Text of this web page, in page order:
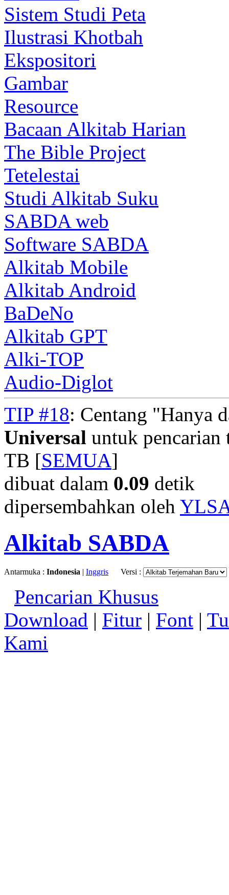
Sistem Studi Peta
Ilustrasi Khotbah
Ekspositori
Gambar
Resource
Bacaan Alkitab Harian
The Bible Project
Tetelestai
Studi Alkitab Suku
SABDA web
Software SABDA
Alkitab Mobile
Alkitab Android
BaDeNo
Alkitab GPT
Alki-TOP
Audio-Diglot
TIP #18: Centang "Hanya
Universal untuk pencarian
TB [SEMUA]
dibuat dalam 0.09 detik
dipersembahkan oleh
Alkitab SABDA
Antarmuka : Indonesia | Inggris Versi :
Pencarian Khusus
Download | Fitur | Font |
Kami